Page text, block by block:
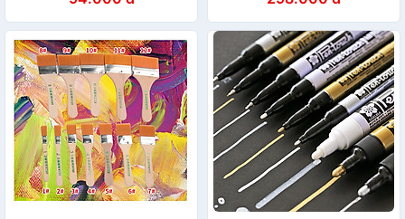
Ngòi Nhũ Sáng Màu Vẽ
Anime, Bullet Journal
Deli Nhũ Sáng Màu Vẽ
Anime, Bullet Journey